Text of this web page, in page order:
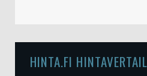
HINTA.FI